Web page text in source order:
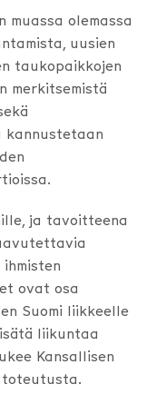
muassa olemassa
uusien
taukopaikkojen
merkitsemistä
kannustetaan
ja tavoitteena
ovat osa
Suomi liikkeelle
liikuntaa
Kansallisen